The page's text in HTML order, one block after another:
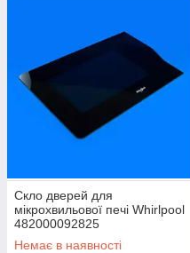
Скло дверей для
мікрохвильової печі Whirlpool
482000092825
Немає в наявності